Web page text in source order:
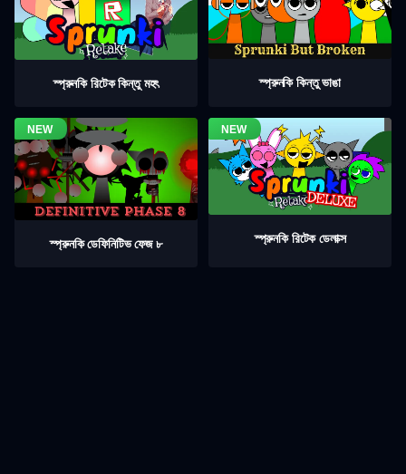
স্প্রুনকি রিটেক কিন্তু মহৎ স্প্রুনকি কিন্তু ভাঙা
স্প্রুনকি ডেফিনিটিভ ফেজ ৮ স্প্রুনকি রিটেক ডেলাক্স